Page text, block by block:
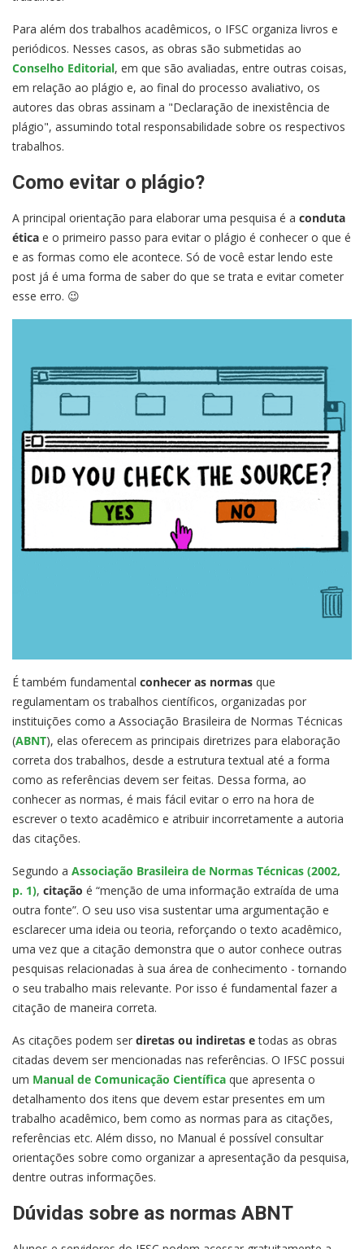
Para além dos trabalhos acadêmicos, o IFSC organiza livros e
periódicos. Nesses casos, as obras são submetidas ao
Conselho Editorial, em que são avaliadas, entre outras coisas,
em relação ao plágio e, ao final do processo avaliativo, os
autores das obras assinam a "Declaração de inexistência de
plágio", assumindo total responsabilidade sobre os respectivos
trabalhos.
Como evitar o plágio?
A principal orientação para elaborar uma pesquisa é a conduta
ética e o primeiro passo para evitar o plágio é conhecer o que é
e as formas como ele acontece. Só de você estar lendo este
post já é uma forma de saber do que se trata e evitar cometer
esse erro. 😉
É também fundamental conhecer as normas que
regulamentam os trabalhos científicos, organizadas por
instituições como a Associação Brasileira de Normas Técnicas
(ABNT), elas oferecem as principais diretrizes para elaboração
correta dos trabalhos, desde a estrutura textual até a forma
como as referências devem ser feitas. Dessa forma, ao
conhecer as normas, é mais fácil evitar o erro na hora de
escrever o texto acadêmico e atribuir incorretamente a autoria
das citações.
Segundo a Associação Brasileira de Normas Técnicas (2002,
p. 1), citação é “menção de uma informação extraída de uma
outra fonte”. O seu uso visa sustentar uma argumentação e
esclarecer uma ideia ou teoria, reforçando o texto acadêmico,
uma vez que a citação demonstra que o autor conhece outras
pesquisas relacionadas à sua área de conhecimento - tornando
o seu trabalho mais relevante. Por isso é fundamental fazer a
citação de maneira correta.
As citações podem ser diretas ou indiretas etodas as obras
citadas devem ser mencionadas nas referências. O IFSC possui
um Manual de Comunicação Científica que apresenta o
detalhamento dos itens que devem estar presentes em um
trabalho acadêmico, bem como as normas para as citações,
referências etc. Além disso, no Manual é possível consultar
orientações sobre como organizar a apresentação da pesquisa,
dentre outras informações.
Dúvidas sobre as normas ABNT